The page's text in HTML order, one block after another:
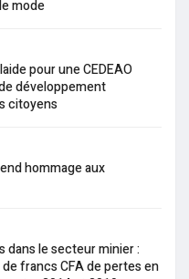
mode
pour une CEDEAO
développement
citoyens
hommage aux
dans le secteur minier :
francs CFA de pertes en